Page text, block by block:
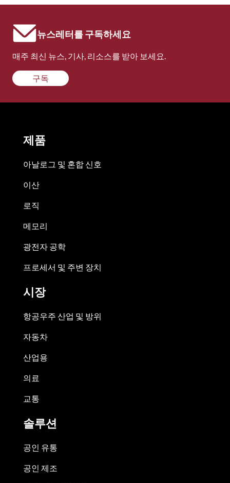
뉴스레터를 구독하세요
매주 최신 뉴스, 기사, 리소스를 받아 보세요.
구독
제품
아날로그 및 혼합 신호
이산
로직
메모리
광전자 공학
프로세서 및 주변 장치
시장
항공우주 산업 및 방위
자동차
산업용
의료
교통
솔루션
공인 유통
공인 제조